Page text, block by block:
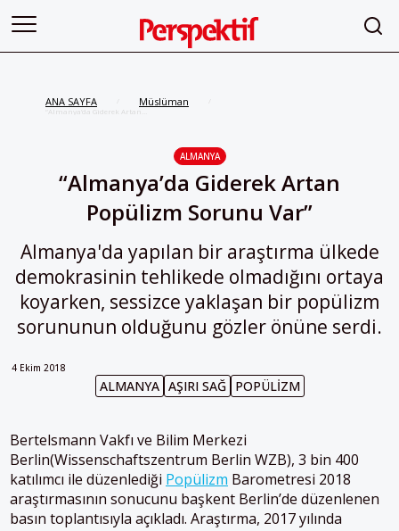
ANA SAYFA Müslüman
“Almanya’da Giderek Artan
ALMANYA
“Almanya’da Giderek Artan
Popülizm Sorunu Var”
Almanya'da yapılan bir araştırma ülkede
demokrasinin tehlikede olmadığını ortaya
koyarken, sessizce yaklaşan bir popülizm
sorununun olduğunu gözler önüne serdi.
4 Ekim 2018
ALMANYA AŞIRI SAĞ POPÜLIZM
Bertelsmann Vakfı ve Bilim Merkezi
Berlin(Wissenschaftszentrum Berlin WZB), 3 bin 400
katılımcı ile düzenlediği Popülizm Barometresi 2018
araştırmasının sonucunu başkent Berlin’de düzenlenen
basın toplantısıyla açıkladı. Araştırma, 2017 yılında